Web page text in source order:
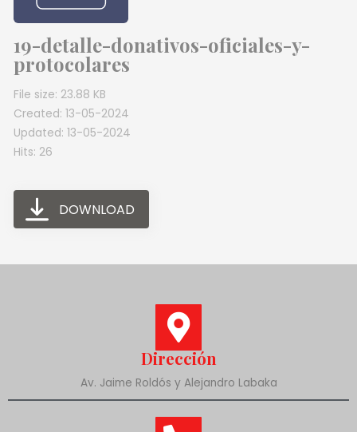
19-detalle-donativos-oficiales-y-
protocolares
File size: 23.88 KB
Created: 13-05-2024
Updated: 13-05-2024
Hits: 26
DOWNLOAD
Dirección
Av. Jaime Roldós y Alejandro Labaka